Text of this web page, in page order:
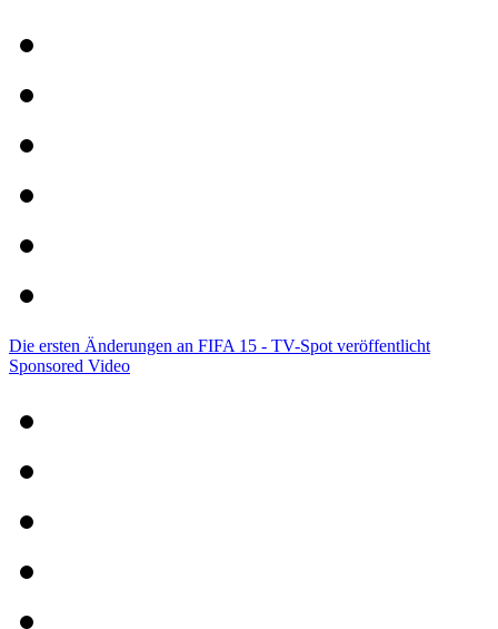
Die ersten Änderungen an FIFA 15 - TV-Spot veröffentlicht
Sponsored Video